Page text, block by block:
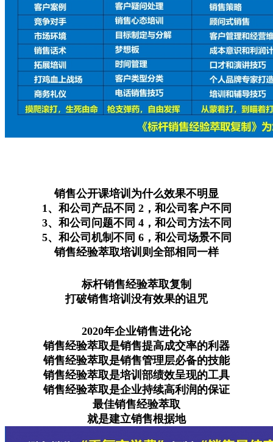
销售公开课培训为什么效果不明显
1、和公司产品不同 2，和公司客户不同
3、和公司问题不同 4，和公司方法不同
5、和公司机制不同 6，和公司场景不同
销售经验萃取培训则全部相同一样
标杆销售经验萃取复制
打破销售培训没有效果的诅咒
2020年企业销售进化论
销售经验萃取是销售提高成交率的利器
销售经验萃取是销售管理层必备的技能
销售经验萃取是培训部绩效呈现的工具
销售经验萃取是企业持续高利润的保证
最佳销售经验萃取
就是建立销售根据地